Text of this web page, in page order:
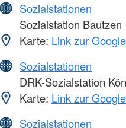
Sozialstationen
Sozialstation Bautzen
Karte: Link zur
Sozialstationen
DRK-Sozialstation
Karte: Link zur
Sozialstationen